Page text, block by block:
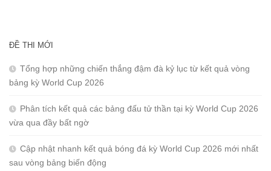
ĐỀ THI MỚI
Tổng hợp những chiến thắng đậm đà kỷ lục từ kết quả vòng
bảng kỳ World Cup 2026
Phân tích kết quả các bảng đấu tử thần tại kỳ World Cup 2026
vừa qua đầy bất ngờ
Cập nhật nhanh kết quả bóng đá kỳ World Cup 2026 mới nhất
sau vòng bảng biến động